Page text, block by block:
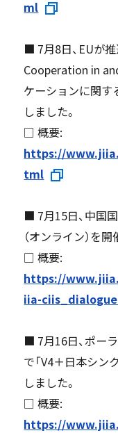
ml
■ 7月8日、EUが
Cooperation in
ケーションに関す
しました。
□ 概要:
https://
tml
■ 7月15日、中国
（オンライン）を開
□ 概要:
https://
iia-
■ 7月16日、ポー
で「V4＋日本シン
しました。
□ 概要:
https://